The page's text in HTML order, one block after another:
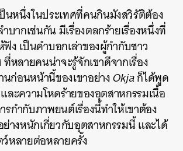
นหนึ่งในประเทศที่คนกินมังสวิรัติต้อง
บากเช่นกัน มีเรื่องตลกร้ายเรื่องหนึ่งที่
ฟัง เป็นคำบอกเล่าของผู้กำกับชาว
หลายคนน่าจะรู้จักเขาดีจากเรื่อง
นก่อนหน้านี้ของเขาอย่างOkjaก็ได้พูด
ละความโหดร้ายของอุตสาหกรรมเนื้อ
รกำกับภาพยนต์เรื่องนี้ทำให้เขาต้อง
างหนักเกี่ยวกับอุตสาหกรรมนี้ และได้
ว์หลายต่อหลายครั้ง